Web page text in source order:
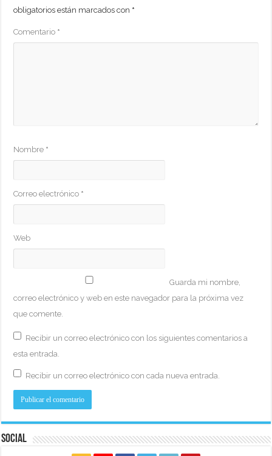
obligatorios están marcados con *
Comentario *
Nombre *
Correo electrónico *
Web
Guarda mi nombre,
correo electrónico y web en este navegador para la próxima vez
que comente.
Recibir un correo electrónico con los siguientes comentarios a
esta entrada.
Recibir un correo electrónico con cada nueva entrada.
Social